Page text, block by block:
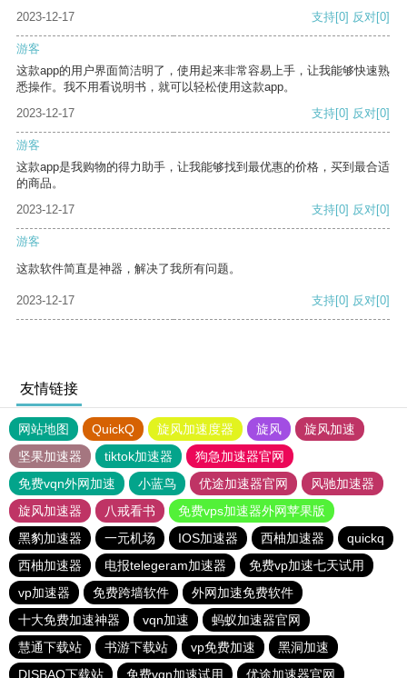
2023-12-17 支持[0] 反对[0]
游客
这款app的用户界面简洁明了，使用起来非常容易上手，让我能够快速熟
悉操作。我不用看说明书，就可以轻松使用这款app。
2023-12-17
支持[0] 反对[0]
游客
这款app是我购物的得力助手，让我能够找到最优惠的价格，买到最合适
的商品。
2023-12-17
支持[0] 反对[0]
游客
这款软件简直是神器，解决了我所有问题。
2023-12-17 支持[0] 反对[0]
友情链接
网站地图 QuickQ 旋风加速度器 旋风
旋风加速
坚果加速器
tiktok加速器
狗急加速器官网
免费vqn外网加速
小蓝鸟 优途加速器官网
风驰加速器
旋风加速器
八戒看书
免费vps加速器外网苹果版
黑豹加速器
一元机场 IOS加速器 西柚加速器
quickq
西柚加速器
电报telegeram加速器
免费vp加速七天试用
vp加速器
免费跨墙软件
外网加速免费软件
十大免费加速神器
vqn加速
蚂蚁加速器官网
慧通下载站
书游下载站 vp免费加速
黑洞加速
DISBAO下载站
免费vqn加速试用 优途加速器官网